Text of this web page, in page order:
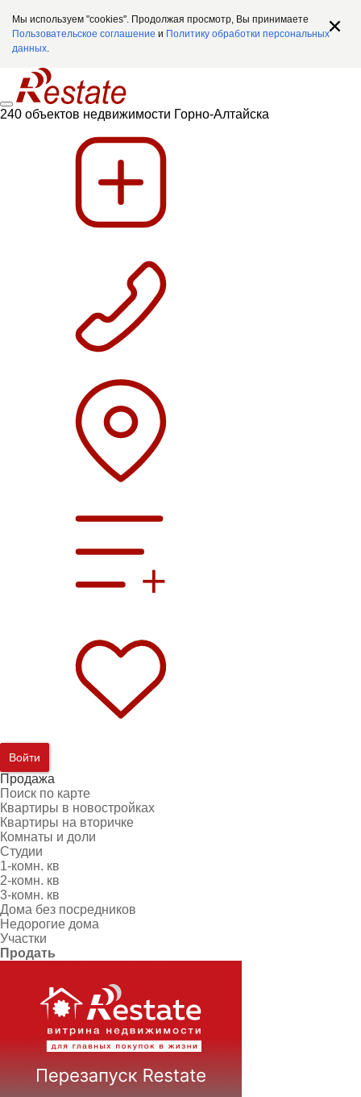
Мы используем "cookies". Продолжая просмотр, Вы принимаете
Пользовательское соглашение и Политику обработки персональных
данных.
240 объектов недвижимости Горно-Алтайска
Войти
Продажа
Поиск по карте
Квартиры в новостройках
Квартиры на вторичке
Комнаты и доли
Студии
1-комн. кв
2-комн. кв
3-комн. кв
Дома без посредников
Недорогие дома
Участки
Продать